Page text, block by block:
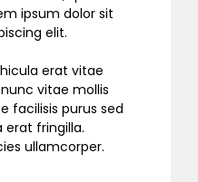
ipsum dolor sit
elit.
erat vitae
vitae mollis
facilisis purus sed
fringilla.
ullamcorper.